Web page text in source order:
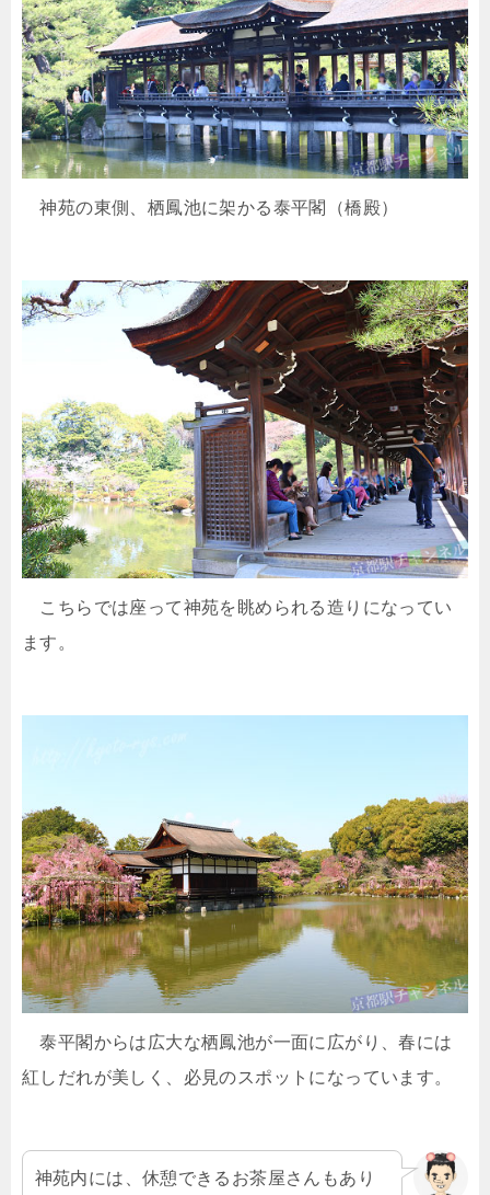
神苑の東側、栖鳳池に架かる泰平閣（橋殿）
こちらでは座って神苑を眺められる造りになってい
ます。
泰平閣からは広大な栖鳳池が一面に広がり、春には
紅しだれが美しく、必見のスポットになっています。
神苑内には、休憩できるお茶屋さんもあり